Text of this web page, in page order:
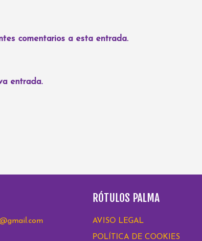
comentarios a esta entrada.
entrada.
RÓTULOS PALMA
AVISO LEGAL
POLÍTICA DE COOKIES